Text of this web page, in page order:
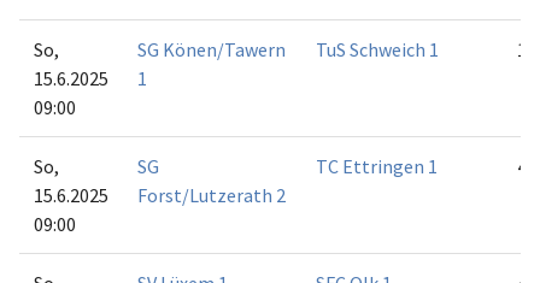
So,
15.6.2025
09:00
SG Könen/Tawern
1
TuS Schweich 1 1:5
So,
15.6.2025
09:00
SG
Forst/Lutzerath 2
TC Ettringen 1 4:2